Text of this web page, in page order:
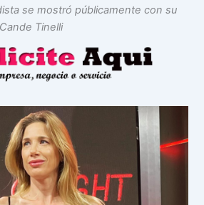
se mostró públicamente con su
Tinelli